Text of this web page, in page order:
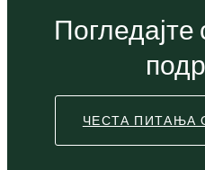
Погледајте
ЧЕСТА ПИТАЊА